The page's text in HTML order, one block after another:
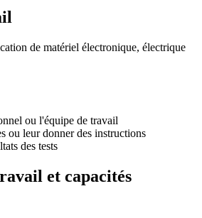
de matériel électronique, électrique
ou l'équipe de travail
ou leur donner des instructions
des tests
et capacités